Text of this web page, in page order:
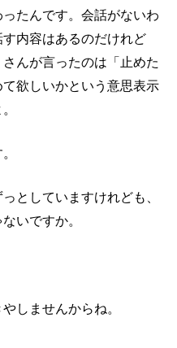
たんです。会話がないわ
内容はあるのだけれど
んが言ったのは「止めた
欲しいかという意思表示
としていますけれども、
いですか。
しませんからね。